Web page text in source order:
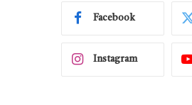
Facebook
Instagram